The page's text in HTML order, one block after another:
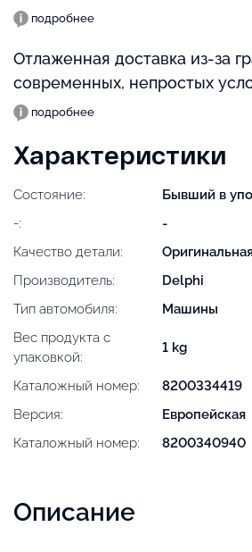
подробнее
Отлаженная доставка из-за
современных, непростых
подробнее
Характеристики
Состояние:
Бывший в
-:
-
Качество детали:
Производитель:
Delphi
Тип автомобиля:
Машины
Вес продукта с
упаковкой:
1 kg
Каталожный номер:
8200334419
Версия:
Европейская
Каталожный номер:
8200340940
Описание